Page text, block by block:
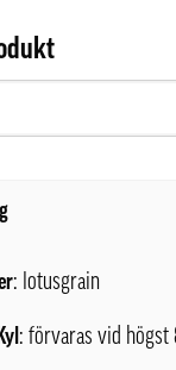
: lotusgrain
: förvaras vid högst